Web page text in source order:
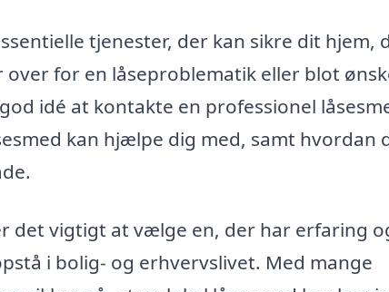
tjenester, der kan sikre dit hjem,
for en låseproblematik eller blot
idé at kontakte en professionel
kan hjælpe dig med, samt hvordan
det vigtigt at vælge en, der har erfaring
i bolig- og erhvervslivet. Med mange